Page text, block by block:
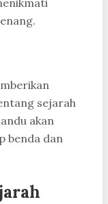
sejarah
akan
benda dan